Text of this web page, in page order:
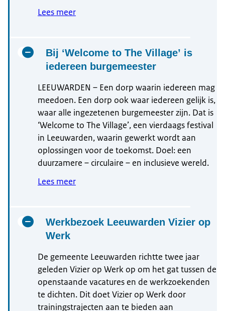
Lees meer
Bij ‘Welcome to The Village’ is
iedereen burgemeester
LEEUWARDEN – Een dorp waarin iedereen mag
meedoen. Een dorp ook waar iedereen gelijk is,
waar alle ingezetenen burgemeester zijn. Dat is
‘Welcome to The Village’, een vierdaags festival
in Leeuwarden, waarin gewerkt wordt aan
oplossingen voor de toekomst. Doel: een
duurzamere – circulaire – en inclusieve wereld.
Lees meer
Werkbezoek Leeuwarden Vizier op
Werk
De gemeente Leeuwarden richtte twee jaar
geleden Vizier op Werk op om het gat tussen de
openstaande vacatures en de werkzoekenden
te dichten. Dit doet Vizier op Werk door
trainingstrajecten aan te bieden aan